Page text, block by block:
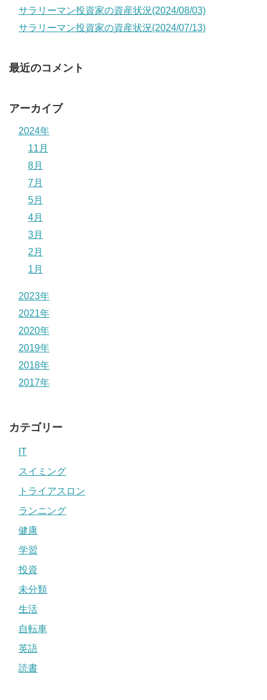
サラリーマン投資家の資産状況(2024/08/03)
サラリーマン投資家の資産状況(2024/07/13)
最近のコメント
アーカイブ
2024年
11月
8月
7月
5月
4月
3月
2月
1月
2023年
2021年
2020年
2019年
2018年
2017年
カテゴリー
IT
スイミング
トライアスロン
ランニング
健康
学習
投資
未分類
生活
自転車
英語
読書